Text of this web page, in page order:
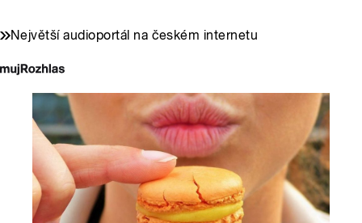
Největší audioportál na českém internetu